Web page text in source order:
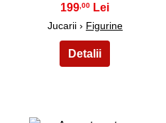
199,00
Jucarii › Figurine